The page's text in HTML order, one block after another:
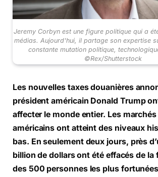
Jeremy Corbyn est une figure politique qui a
médias. Aujourd'hui, il partage son expertise
constante mutation politique,
©Rex/Shutterstock
Les nouvelles taxes douanières
président américain Donald Trump
affecter le monde entier. Les
américains ont atteint des niveaux
bas. En seulement deux jours, près
billion de dollars ont été effacés de
des 500 personnes les plus